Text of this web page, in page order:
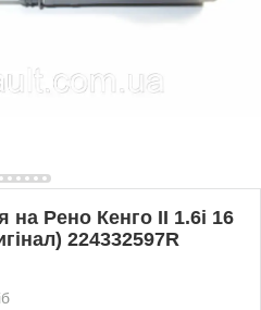
на Рено Кенго II 1.6i 16
224332597R